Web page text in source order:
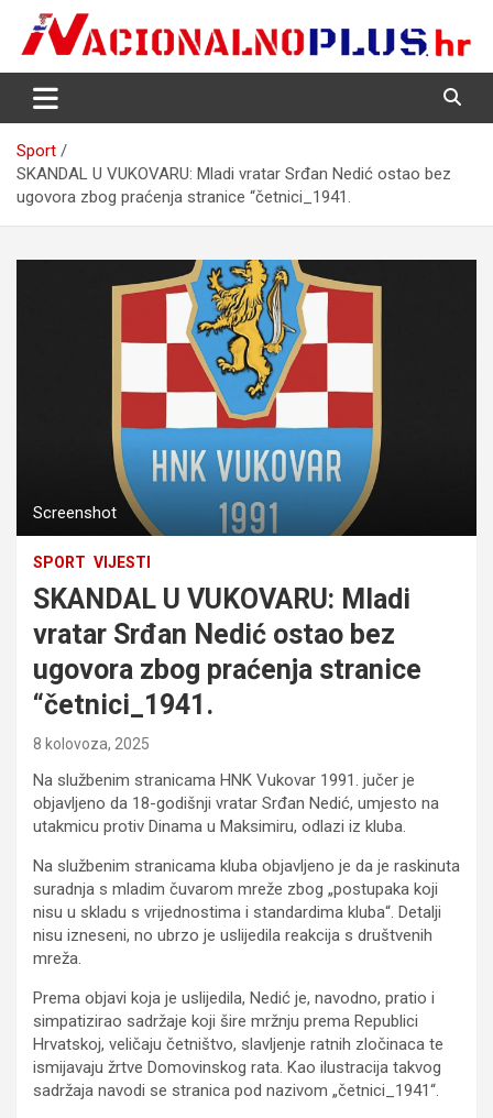
content
NacionalnoPlus.hr
Nacija želi znati više
Sport
SKANDAL U VUKOVARU: Mladi vratar Srđan Nedić ostao bez
ugovora zbog praćenja stranice “četnici_1941.
Screenshot
SPORT VIJESTI
SKANDAL U VUKOVARU: Mladi
vratar Srđan Nedić ostao bez
ugovora zbog praćenja stranice
“četnici_1941.
8 kolovoza, 2025
Na službenim stranicama HNK Vukovar 1991. jučer je
objavljeno da 18-godišnji vratar Srđan Nedić, umjesto na
utakmicu protiv Dinama u Maksimiru, odlazi iz kluba.
Na službenim stranicama kluba objavljeno je da je raskinuta
suradnja s mladim čuvarom mreže zbog „postupaka koji
nisu u skladu s vrijednostima i standardima kluba“. Detalji
nisu izneseni, no ubrzo je uslijedila reakcija s društvenih
mreža.
Prema objavi koja je uslijedila, Nedić je, navodno, pratio i
simpatizirao sadržaje koji šire mržnju prema Republici
Hrvatskoj, veličaju četništvo, slavljenje ratnih zločinaca te
ismijavaju žrtve Domovinskog rata. Kao ilustracija takvog
sadržaja navodi se stranica pod nazivom „četnici_1941“.